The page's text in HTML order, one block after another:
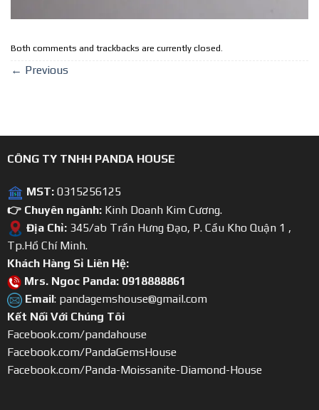
Both comments and trackbacks are currently closed.
← Previous
CÔNG TY TNHH PANDA HOUSE
MST: 0315256125
👉 Chuyên ngành: Kinh Doanh Kim Cương.
Địa Chỉ:345/ab Trần Hưng Đạo, P. Cầu Kho Quận 1 ,
Tp.Hồ Chí Minh.
Khách Hàng Sỉ Liên Hệ:
Mrs. Ngoc Panda: 0918888861
Email: pandagemshouse@gmail.com
Kết Nối Với Chúng Tôi
Facebook.com/pandahouse
Facebook.com/PandaGemsHouse
Facebook.com/Panda-Moissanite-Diamond-House